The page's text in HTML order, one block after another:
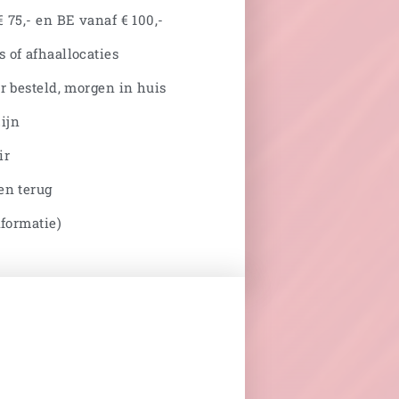
en BE vanaf € 100,-
of afhaallocaties
besteld, morgen in huis
terug